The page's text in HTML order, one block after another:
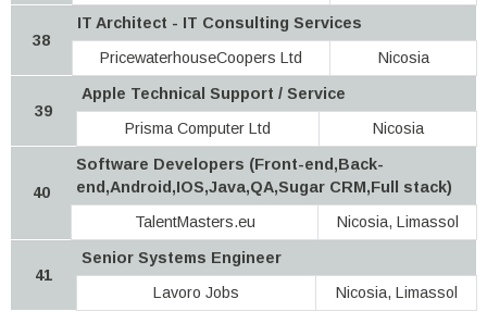
38
IT Architect - IT Consulting Services
PricewaterhouseCoopers Ltd
Nicosia
39
Apple Technical Support / Service
Prisma Computer Ltd
Nicosia
40
Software Developers (Front-end,Back-
end,Android,IOS,Java,QA,Sugar CRM,Full stack)
TalentMasters.eu
Nicosia, Limassol
41
Senior Systems Engineer
Lavoro Jobs
Nicosia, Limassol